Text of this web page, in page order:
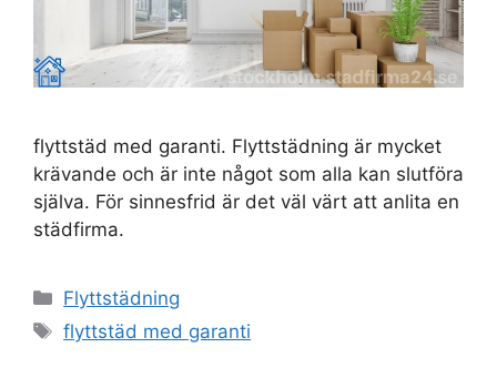
flyttstäd med garanti. Flyttstädning är mycket
krävande och är inte något som alla kan slutföra
själva. För sinnesfrid är det väl värt att anlita en
städfirma.
Kategorier
Flyttstädning
Etiketter
flyttstäd med garanti